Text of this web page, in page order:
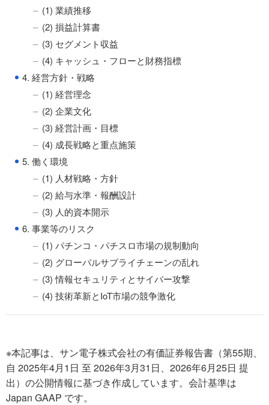
(1) 業績推移
(2) 損益計算書
(3) セグメント収益
(4) キャッシュ・フローと財務指標
● 4. 経営方針・戦略
(1) 経営理念
(2) 企業文化
(3) 経営計画・目標
(4) 成長戦略と重点施策
● 5. 働く環境
(1) 人材戦略・方針
(2) 給与水準・報酬設計
(3) 人的資本開示
● 6. 事業等のリスク
(1) パチンコ・パチスロ市場の規制動向
(2) グローバルサプライチェーンの乱れ
(3) 情報セキュリティとサイバー攻撃
(4) 技術革新とIoT市場の競争激化
※本記事は、サン電子株式会社の有価証券報告書（第55期、
自 2025年4月1日 至 2026年3月31日、2026年6月25日 提
出）の公開情報に基づき作成しています。会計基準は
Japan GAAP です。